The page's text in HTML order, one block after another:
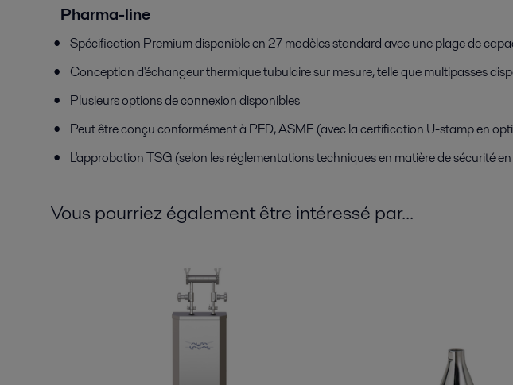
Pharma-line
Spécification Premium disponible en 27 modèles standard avec une plage de
Conception d'échangeur thermique tubulaire sur mesure, telle que multipasses
Plusieurs options de connexion disponibles
Peut être conçu conformément à PED, ASME (avec la certification U-stamp en
L'approbation TSG (selon les réglementations techniques en matière de sécurité
Vous pourriez également être intéressé par...